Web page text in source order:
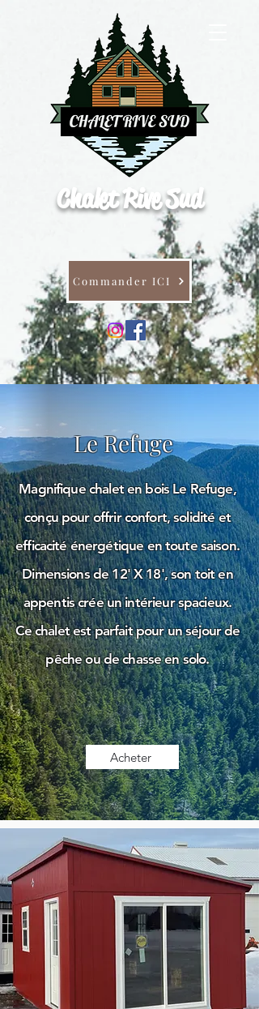
Chalet Rive Sud
Commander ICI
Le Refuge
Magnifique chalet en bois Le Refuge,
conçu pour offrir confort, solidité et
efficacité énergétique en toute saison.
Dimensions de 12' X 18', son toit en
appentis crée un intérieur spacieux.
Ce chalet est parfait pour un séjour de
pêche ou de chasse en solo.
Acheter